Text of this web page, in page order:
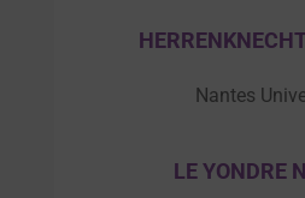
Nantes
LE YONDRE